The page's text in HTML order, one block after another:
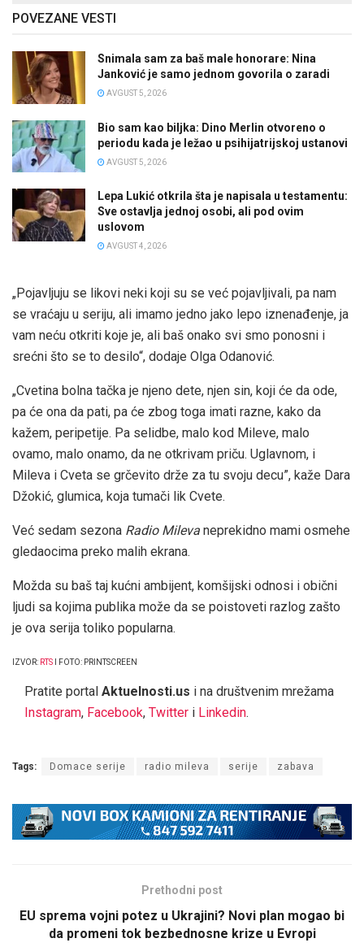
POVEZANE VESTI
Snimala sam za baš male honorare: Nina
Janković je samo jednom govorila o zaradi
AVGUST 5, 2026
Bio sam kao biljka: Dino Merlin otvoreno o
periodu kada je ležao u psihijatrijskoj ustanovi
AVGUST 5, 2026
Lepa Lukić otkrila šta je napisala u testamentu:
Sve ostavlja jednoj osobi, ali pod ovim
uslovom
AVGUST 4, 2026
„Pojavljuju se likovi neki koji su se već pojavljivali, pa nam
se vraćaju u seriju, ali imamo jedno jako lepo iznenađenje, ja
vam neću otkriti koje je, ali baš onako svi smo ponosni i
srećni što se to desilo“, dodaje Olga Odanović.
„Cvetina bolna tačka je njeno dete, njen sin, koji će da ode,
pa će ona da pati, pa će zbog toga imati razne, kako da
kažem, peripetije. Pa selidbe, malo kod Mileve, malo
ovamo, malo onamo, da ne otkrivam priču. Uglavnom, i
Mileva i Cveta se grčevito drže za tu svoju decu”, kaže Dara
Džokić, glumica, koja tumači lik Cvete.
Već sedam sezona Radio Mileva neprekidno mami osmehe
gledaocima preko malih ekrana.
Možda su baš taj kućni ambijent, komšijski odnosi i obični
ljudi sa kojima publika može da se poistoveti razlog zašto
je ova serija toliko popularna.
IZVOR: RTS I FOTO: PRINTSCREEN
Pratite portal Aktuelnosti.us i na društvenim mrežama
Instagram, Facebook, Twitter i Linkedin.
Tags: Domace serije radio mileva serije zabava
Prethodni post
EU sprema vojni potez u Ukrajini? Novi plan mogao bi
da promeni tok bezbednosne krize u Evropi